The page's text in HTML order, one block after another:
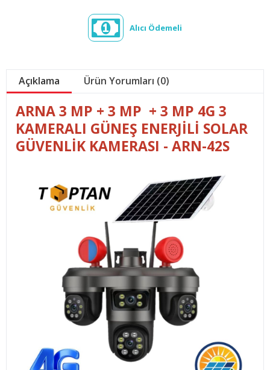
Alıcı Ödemeli
Açıklama Ürün Yorumları (0)
ARNA 3 MP + 3 MP + 3 MP 4G 3
KAMERALI GÜNEŞ ENERJİLİ SOLAR
GÜVENLİK KAMERASI - ARN-42S